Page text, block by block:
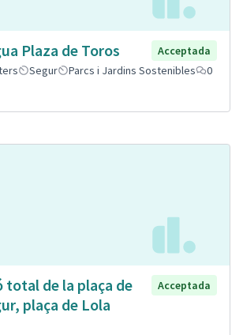
Plaza de Toros
Acceptada
Segur Parcs i Jardins Sostenibles
0
total de la plaça de
plaça de Lola
Acceptada